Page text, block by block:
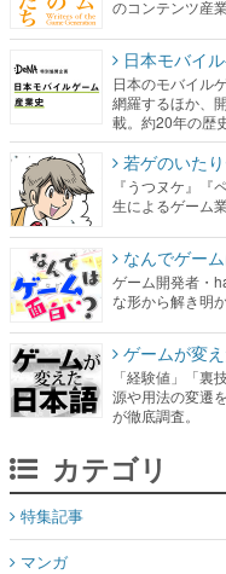
のコンテンツ産
日本モバイ
日本のモバイル
網羅するほか、
載。約20年の歴
若ゲのいた
『うつヌケ』『
生によるゲーム
なんでゲー
ゲーム開発者・
な形から解き明
ゲームが変
「経験値」「
源や用法の変遷
が徹底調査。
カテゴリ
特集記事
マンガ